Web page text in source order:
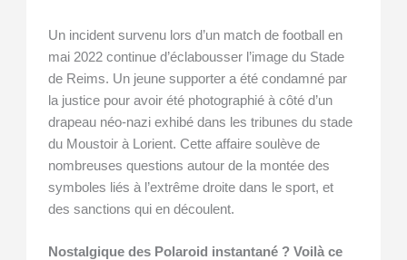
Un incident survenu lors d’un match de football en
mai 2022 continue d’éclabousser l’image du Stade
de Reims. Un jeune supporter a été condamné par
la justice pour avoir été photographié à côté d’un
drapeau néo-nazi exhibé dans les tribunes du stade
du Moustoir à Lorient. Cette affaire soulève de
nombreuses questions autour de la montée des
symboles liés à l’extrême droite dans le sport, et
des sanctions qui en découlent.
Nostalgique des Polaroid instantané ? Voilà ce